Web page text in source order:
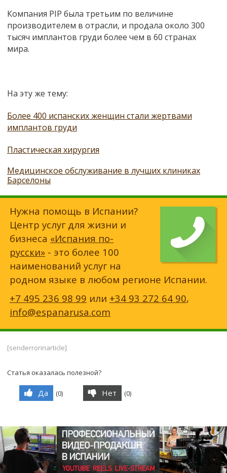
Компания PIP была третьим по величине
производителем в отрасли, и продала около 300
тысяч имплантов груди более чем в 60 странах
мира.
На эту же тему:
Более 400 испанских женщин стали жертвами
имплантов груди
Пластическая хирургия
Медицинское обслуживание в лучших клиниках
Барселоны
Нужна помощь в Испании?
Центр услуг для жизни и
бизнеса «Испания по-
русски» - это более 100
наименований услуг на
родном языке в любом регионе Испании.
+7 495 236 98 99 или +34 93 272 64 90,
info@espanarusa.com
[senderrorinarticle]
Статья оказалась полезной?
Да (0) Нет (0)